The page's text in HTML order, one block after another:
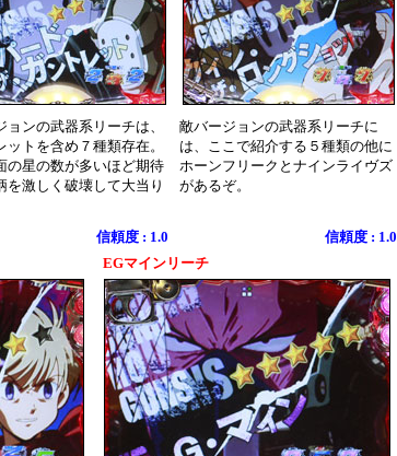
ョンの武器系リーチは、
ットを含め７種類存在。
の星の数が多いほど期待
を激しく破壊して大当り
信頼度 : 1.0
敵バージョンの武器系リーチに
は、ここで紹介する５種類の他に
ホーンフリークとナインライヴズ
があるぞ。
信頼度 : 1.0
EGマインリーチ